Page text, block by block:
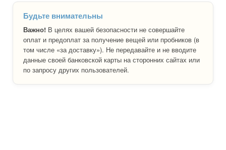
Будьте внимательны
Важно! В целях вашей безопасности не совершайте
оплат и предоплат за получение вещей или пробников (в
том числе «за доставку»). Не передавайте и не вводите
данные своей банковской карты на сторонних сайтах или
по запросу других пользователей.